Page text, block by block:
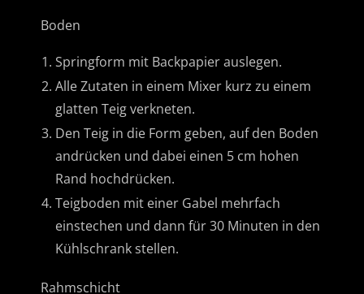
Boden
Springform mit Backpapier auslegen.
Alle Zutaten in einem Mixer kurz zu einem
glatten Teig verkneten.
Den Teig in die Form geben, auf den Boden
andrücken und dabei einen 5 cm hohen
Rand hochdrücken.
Teigboden mit einer Gabel mehrfach
einstechen und dann für 30 Minuten in den
Kühlschrank stellen.
Rahmschicht